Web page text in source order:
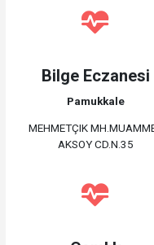
Bilge Eczanesi
Pamukkale
MEHMETÇIK
AKSOY CD.N.35